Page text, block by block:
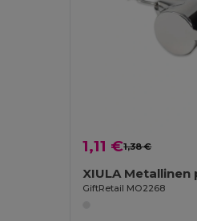
1,11 €1,38 €
XIULA Metallinen
GiftRetail MO2268